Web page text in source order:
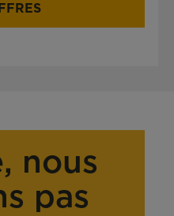
nous
pas